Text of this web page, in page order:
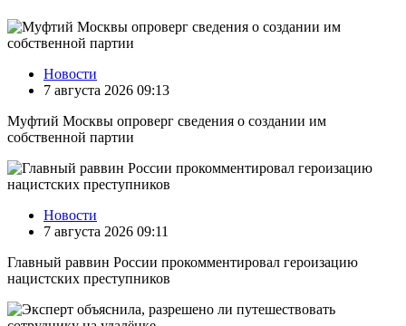
Новости
7 августа 2026 09:13
Муфтий Москвы опроверг сведения о создании им
собственной партии
Новости
7 августа 2026 09:11
Главный раввин России прокомментировал героизацию
нацистских преступников